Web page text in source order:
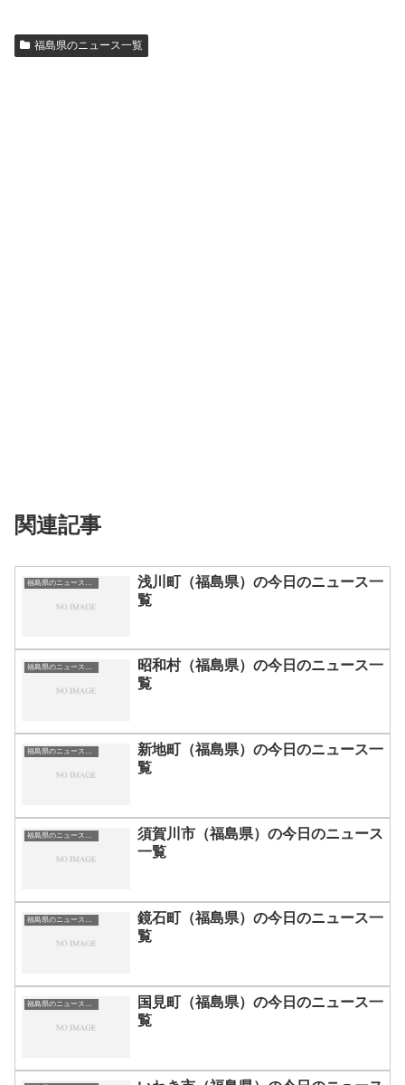
福島県のニュース一覧
関連記事
福島県のニュース一覧
浅川町（福島県）の今日のニュース一
覧
福島県のニュース一覧
昭和村（福島県）の今日のニュース一
覧
福島県のニュース一覧
新地町（福島県）の今日のニュース一
覧
福島県のニュース一覧
須賀川市（福島県）の今日のニュース
一覧
福島県のニュース一覧
鏡石町（福島県）の今日のニュース一
覧
福島県のニュース一覧
国見町（福島県）の今日のニュース一
覧